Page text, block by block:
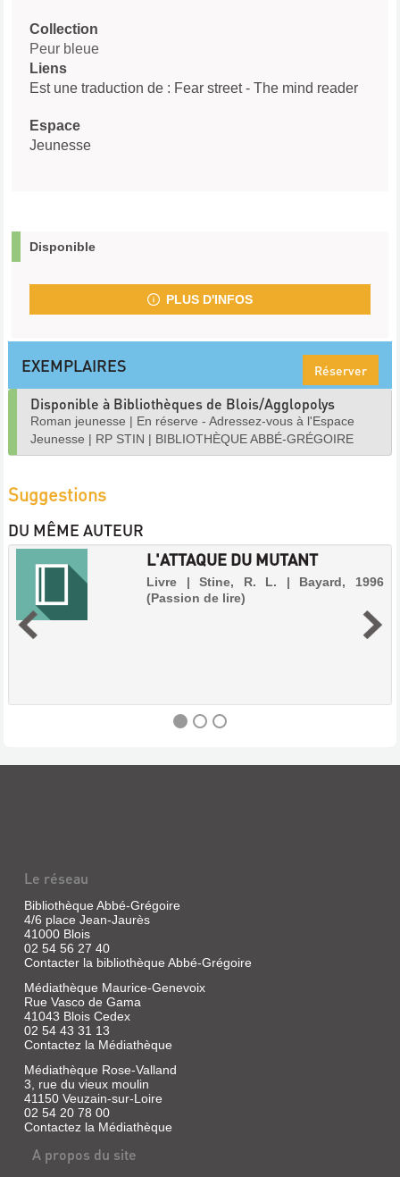
Collection
Peur bleue
Liens
Est une traduction de : Fear street - The mind reader
Espace
Jeunesse
Disponible
PLUS D'INFOS
EXEMPLAIRES Réserver
Disponible à Bibliothèques de Blois/Agglopolys
Roman jeunesse | En réserve - Adressez-vous à l'Espace
Jeunesse | RP STIN | BIBLIOTHÈQUE ABBÉ-GRÉGOIRE
Suggestions
DU MÊME AUTEUR
L'ATTAQUE DU MUTANT
Livre | Stine, R. L. | Bayard, 1996
(Passion de lire)
Stine,
L.
Bayard,
1996
de
lire)
NANA
Article
Stine,
Le réseau
Bibliothèque Abbé-Grégoire
4/6 place Jean-Jaurès
41000 Blois
02 54 56 27 40
Contacter la bibliothèque Abbé-Grégoire
Médiathèque Maurice-Genevoix
Rue Vasco de Gama
41043 Blois Cedex
02 54 43 31 13
Contactez la Médiathèque
Médiathèque Rose-Valland
3, rue du vieux moulin
41150 Veuzain-sur-Loire
02 54 20 78 00
Contactez la Médiathèque
A propos du site